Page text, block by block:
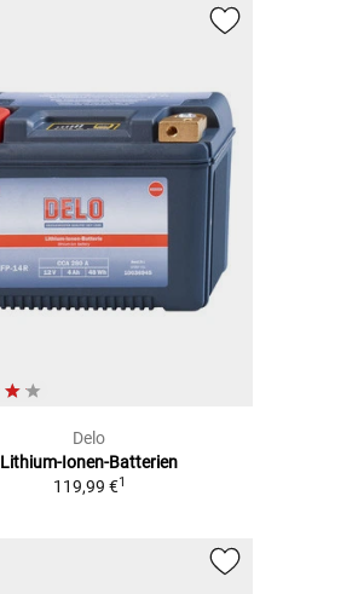
Delo
Lithium-Ionen-Batterien
119,99 €1